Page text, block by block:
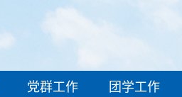
党群工作 团学工作